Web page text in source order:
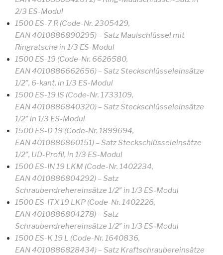
2/3 ES-Modul
1500 ES-7 R (Code-Nr. 2305429,
EAN 4010886890295) – Satz Maulschlüssel mit
Ringratsche in 1/3 ES-Modul
1500 ES-19 (Code-Nr. 6626580,
EAN 4010886662656) – Satz Steckschlüsseleinsätze
1/2″, 6-kant, in 1/3 ES-Modul
1500 ES-19 IS (Code-Nr. 1733109,
EAN 4010886840320) – Satz Steckschlüsseleinsätze
1/2″ in 1/3 ES-Modul
1500 ES-D 19 (Code-Nr. 1899694,
EAN 4010886860151) – Satz Steckschlüsseleinsätze
1/2″, UD-Profil, in 1/3 ES-Modul
1500 ES-IN 19 LKM (Code-Nr. 1402234,
EAN 4010886804292) – Satz
Schraubendrehereinsätze 1/2″ in 1/3 ES-Modul
1500 ES-ITX 19 LKP (Code-Nr. 1402226,
EAN 4010886804278) – Satz
Schraubendrehereinsätze 1/2″ in 1/3 ES-Modul
1500 ES-K 19 L (Code-Nr. 1640836,
EAN 4010886828434) – Satz Kraftschraubereinsätze